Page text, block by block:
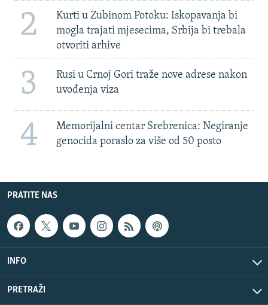
2
Kurti u Zubinom Potoku: Iskopavanja bi
mogla trajati mjesecima, Srbija bi trebala
otvoriti arhive
3
Rusi u Crnoj Gori traže nove adrese nakon
uvođenja viza
4
Memorijalni centar Srebrenica: Negiranje
genocida poraslo za više od 50 posto
PRATITE NAS
INFO
PRETRAŽI